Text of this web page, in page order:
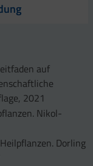
auf
2021
Nikol-
Dorling